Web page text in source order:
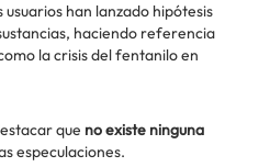
han lanzado hipótesis
haciendo referencia
la crisis del fentanilo en
que no existe ninguna
especulaciones.